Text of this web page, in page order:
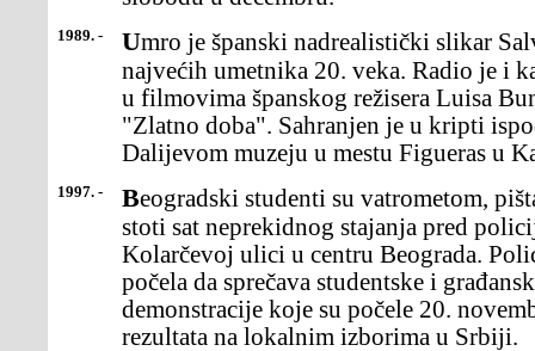
1989. - Umro je španski nadrealistički slikar Salvador Dali, jedan od
najvećih umetnika 20. veka. Radio je i
u filmovima španskog režisera Luisa
"Zlatno doba". Sahranjen je u kripti
Dalijevom muzeju u mestu Figueras u
1997. - Beogradski studenti su vatrometom, pištaljkama i trubama obeležili
stoti sat neprekidnog stajanja pred
Kolarčevoj ulici u centru Beograda.
počela da sprečava studentske i
demonstracije koje su počele 20.
rezultata na lokalnim izborima u Srbiji.